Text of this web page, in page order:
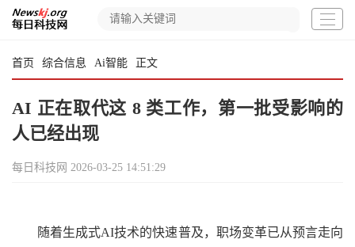
首页 综合信息 Ai智能 正文
AI 正在取代这 8 类工作，第一批受影响的
人已经出现
每日科技网 2026-03-25 14:51:29
随着生成式AI技术的快速普及，职场变革已从预言走向